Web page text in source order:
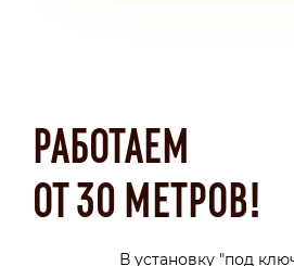
РАБОТАЕМ
ОТ 30 МЕТРОВ!
В установку "под